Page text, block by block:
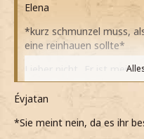
Elena
*kurz schmunzel muss,
eine reinhauen sollte*
Lieber nicht...Er ist mein
*darauf meine und ihn
Ich wünschte er wäre
Grund
Évjatan
*Sie meint nein, da es ihr